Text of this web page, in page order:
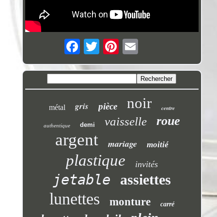
métal gris pièce noir centre
authentique demi vaisselle roue
argent mariage moitié
plastique invités
jetable assiettes
lunettes monture carré